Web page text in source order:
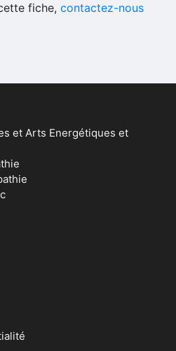
fiche, contactez-nous
et Arts Energétiques et